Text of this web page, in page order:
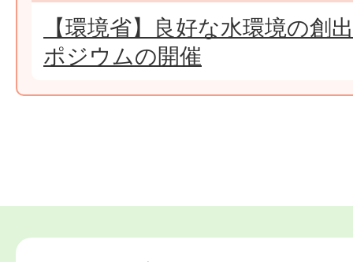
【環境省】良好な水環境の創
ポジウムの開催